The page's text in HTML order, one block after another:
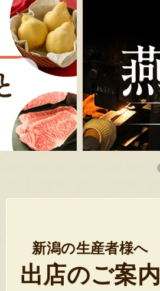
新潟の生産者様へ
出店のご案内